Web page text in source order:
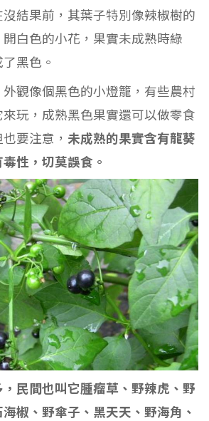
結果前，其葉子特別像辣椒樹的
白色的小花，果實未成熟時綠
黑色。
觀像個黑色的小燈籠，有些農村
玩，成熟黑色果實還可以做零食
要注意， 未成熟的果實含有龍葵
性，切莫誤食。
民間也叫它腫瘤草、野辣虎、野
椒、野傘子、黑天天、野海角、